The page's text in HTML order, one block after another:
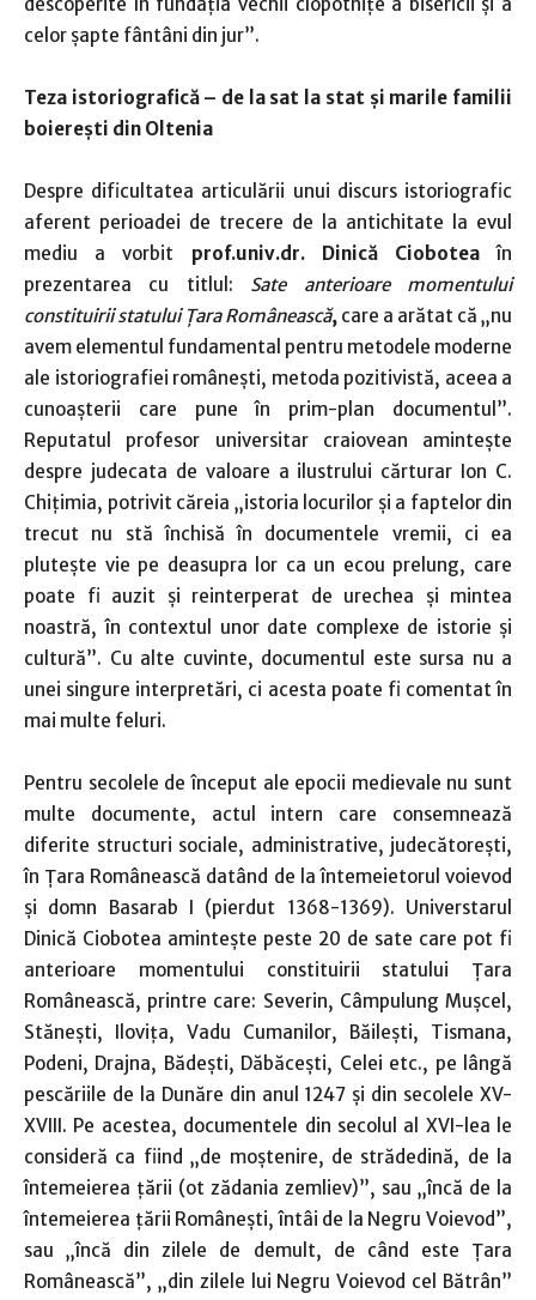
celor șapte fântâni din jur”.
Teza istoriografică – de la sat la stat și marile familii
boierești din Oltenia
Despre dificultatea articulării unui discurs istoriografic
aferent perioadei de trecere de la antichitate la evul
mediu a vorbit prof.univ.dr. Dinică Cioboteaîn
prezentarea cu titlul: Sate anterioare momentului
constituirii statului Țara Românească, care a arătat că „nu
avem elementul fundamental pentru metodele moderne
ale istoriografiei românești, metoda pozitivistă, aceea a
cunoașterii care pune în prim-plan documentul”.
Reputatul profesor universitar craiovean amintește
despre judecata de valoare a ilustrului cărturar Ion C.
Chițimia, potrivit căreia „istoria locurilor și a faptelor din
trecut nu stă închisă în documentele vremii, ci ea
plutește vie pe deasupra lor ca un ecou prelung, care
poate fi auzit și reinterperat de urechea și mintea
noastră, în contextul unor date complexe de istorie și
cultură”. Cu alte cuvinte, documentul este sursa nu a
unei singure interpretări, ci acesta poate fi comentat în
mai multe feluri.
Pentru secolele de început ale epocii medievale nu sunt
multe documente, actul intern care consemnează
diferite structuri sociale, administrative, judecătorești,
în Țara Românească datând de la întemeietorul voievod
și domn Basarab I (pierdut 1368-1369). Universtarul
Dinică Ciobotea amintește peste 20 de sate care pot fi
anterioare momentului constituirii statului Țara
Românească, printre care: Severin, Câmpulung Mușcel,
Stănești, Ilovița, Vadu Cumanilor, Băilești, Tismana,
Podeni, Drajna, Bădești, Dăbăcești, Celei etc., pe lângă
pescăriile de la Dunăre din anul 1247 și din secolele XV-
XVIII. Pe acestea, documentele din secolul al XVI-lea le
consideră ca fiind „de moștenire, de strădedină, de la
întemeierea țării (ot zădania zemliev)”, sau „încă de la
întemeierea țării Românești, întâi de la Negru Voievod”,
sau „încă din zilele de demult, de când este Țara
Românească”, „din zilele lui Negru Voievod cel Bătrân”